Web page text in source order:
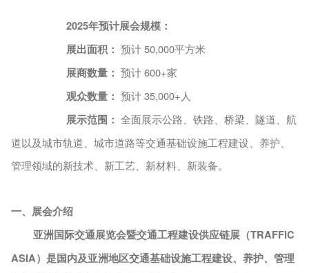
2025年预计展会规模：
展出面积： 预计50,000平方米
展商数量： 预计600+家
观众数量： 预计35,000+人
展示范围： 全面展示公路、铁路、桥梁、隧道、航
道以及城市轨道、城市道路等交通基础设施工程建设、养护、
管理领域的新技术、新工艺、新材料、新装备。
一、展会介绍
亚洲国际交通展览会暨交通工程建设供应链展（TRAFFIC
ASIA）是国内及亚洲地区交通基础设施工程建设、养护、管理